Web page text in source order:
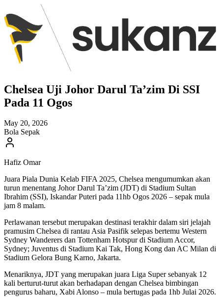
Chelsea Uji Johor Darul Ta’zim Di SSI
Pada 11 Ogos
May 20, 2026
Bola Sepak
Hafiz Omar
Juara Piala Dunia Kelab FIFA 2025, Chelsea mengumumkan akan
turun menentang Johor Darul Ta’zim (JDT) di Stadium Sultan
Ibrahim (SSI), Iskandar Puteri pada 11hb Ogos 2026 – sepak mula
jam 8 malam.
Perlawanan tersebut merupakan destinasi terakhir dalam siri jelajah
pramusim Chelsea di rantau Asia Pasifik selepas bertemu Western
Sydney Wanderers dan Tottenham Hotspur di Stadium Accor,
Sydney; Juventus di Stadium Kai Tak, Hong Kong dan AC Milan di
Stadium Gelora Bung Karno, Jakarta.
Menariknya, JDT yang merupakan juara Liga Super sebanyak 12
kali berturut-turut akan berhadapan dengan Chelsea bimbingan
pengurus baharu, Xabi Alonso – mula bertugas pada 1hb Julai 2026.